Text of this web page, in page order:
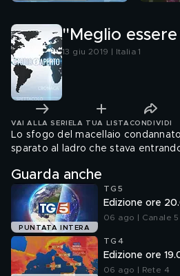
"Meglio
13 giu 2019 | Italia 1
VAI ALLA SERIE LA TUA LISTA CONDIVIDI
Lo sfogo del macellaio
sparato al ladro che stava
Guarda anche
PUNTATA INTERA
TG5
Edizione ore
06 ago | Canale 5
TG4
Edizione ore
06 ago | Rete 4